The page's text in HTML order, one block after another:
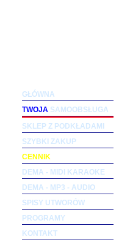
GŁÓWNA
TWOJA SAMOOBSŁUGA
SKLEP Z PODKŁADAMI
SZYBKI ZAKUP
CENNIK
DEMA - MIDI KARAOKE
DEMA - MP3 - AUDIO
SPISY UTWORÓW
PROGRAMY
KONTAKT